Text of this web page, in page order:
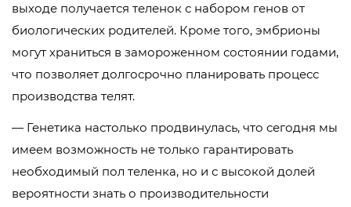
выходе получается теленок с набором генов от
биологических родителей. Кроме того, эмбрионы
могут храниться в замороженном состоянии годами,
что позволяет долгосрочно планировать процесс
производства телят.
— Генетика настолько продвинулась, что сегодня мы
имеем возможность не только гарантировать
необходимый пол теленка, но и с высокой долей
вероятности знать о производительности